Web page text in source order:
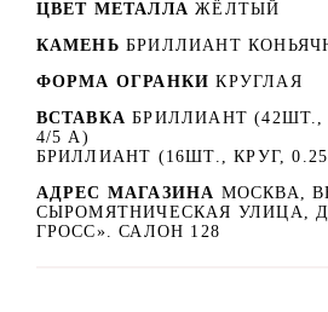
ЦВЕТ МЕТАЛЛА ЖЁЛТЫЙ
КАМЕНЬ БРИЛЛИАНТ
ФОРМА ОГРАНКИ КРУГЛАЯ
ВСТАВКА БРИЛЛИАНТ (42ШТ.,
4/5 А)
БРИЛЛИАНТ (16ШТ., КРУГ,
АДРЕС МАГАЗИНА МОСКВА,
СЫРОМЯТНИЧЕСКАЯ УЛИЦА,
ГРОСС». САЛОН 128